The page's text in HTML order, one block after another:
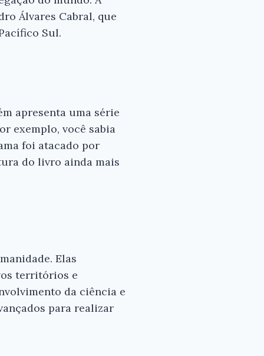
Álvares Cabral, que
Sul.
apresenta uma série
exemplo, você sabia
foi atacado por
do livro ainda mais
Elas
territórios e
da ciência e
para realizar